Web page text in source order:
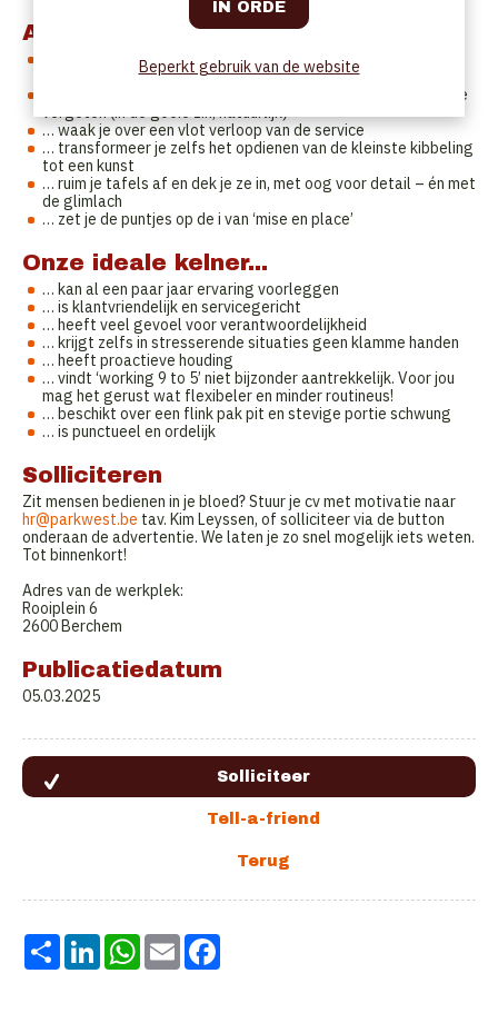
Als kelner...
… zet je onze gasten op een voetstuk – of tenminste op de
… maak je van de Park West-ervaring eentje om nooit meer te
vergeten (in de goeie zin, natuurlijk)
… waak je over een vlot verloop van de service
… transformeer je zelfs het opdienen van de kleinste kibbeling
tot een kunst
… ruim je tafels af en dek je ze in, met oog voor detail – én met
de glimlach
… zet je de puntjes op de i van ‘mise en place’
Onze ideale kelner...
… kan al een paar jaar ervaring voorleggen
… is klantvriendelijk en servicegericht
… heeft veel gevoel voor verantwoordelijkheid
… krijgt zelfs in stresserende situaties geen klamme handen
… heeft proactieve houding
… vindt ‘working 9 to 5’ niet bijzonder aantrekkelijk. Voor jou
mag het gerust wat flexibeler en minder routineus!
… beschikt over een flink pak pit en stevige portie schwung
… is punctueel en ordelijk
Solliciteren
Zit mensen bedienen in je bloed? Stuur je cv met motivatie naar
hr@parkwest.be tav. Kim Leyssen, of solliciteer via de button
onderaan de advertentie. We laten je zo snel mogelijk iets weten.
Tot binnenkort!
Adres van de werkplek:
Rooiplein 6
2600 Berchem
Publicatiedatum
05.03.2025
Share LinkedInWhatsApp
Email
Beperkt gebruik van de website